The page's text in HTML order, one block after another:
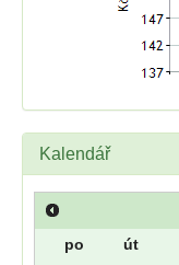
Kalendář
po út